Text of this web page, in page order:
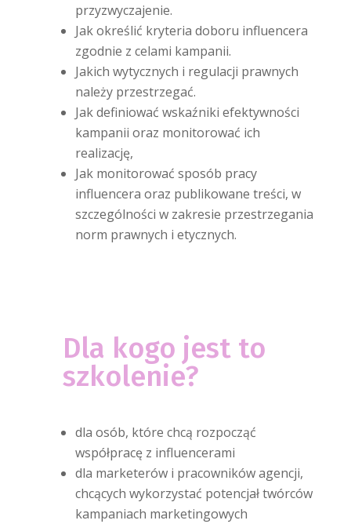
przyzwyczajenie.
Jak określić kryteria doboru influencera
zgodnie z celami kampanii.
Jakich wytycznych i regulacji prawnych
należy przestrzegać.
Jak definiować wskaźniki efektywności
kampanii oraz monitorować ich
realizację,
Jak monitorować sposób pracy
influencera oraz publikowane treści, w
szczególności w zakresie przestrzegania
norm prawnych i etycznych.
Dla kogo jest to
szkolenie?
dla osób, które chcą rozpocząć
współpracę z influencerami
dla marketerów i pracowników agencji,
chcących wykorzystać potencjał twórców
kampaniach marketingowych